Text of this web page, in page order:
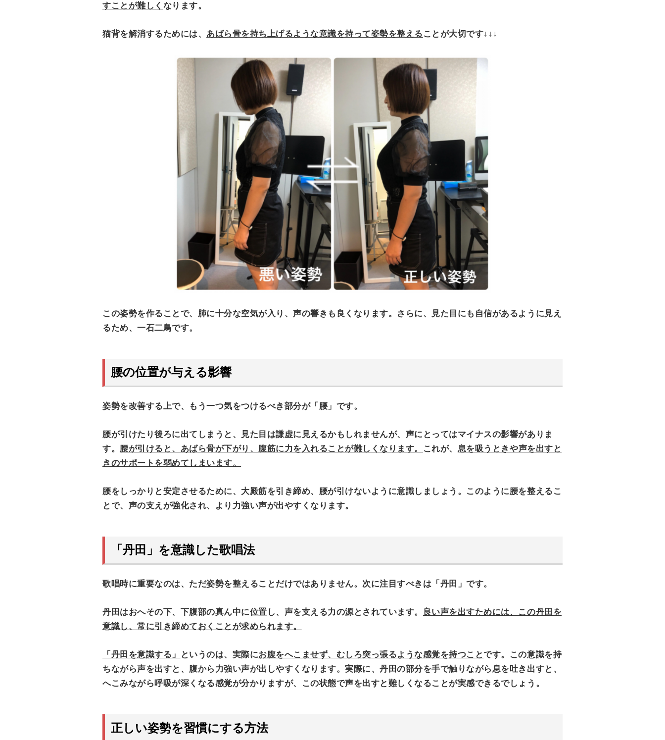
すことが難しく なります。
猫背を解消するためには、 あばら骨を持ち上げるような意識を持って姿勢を整える ことが大切です↓↓↓
この姿勢を作ることで、肺に十分な空気が入り、声の響きも良くなります。さらに、見た目にも自信があるように見え
るため、一石二鳥です。
腰の位置が与える影響
姿勢を改善する上で、もう一つ気をつけるべき部分が「腰」 です。
腰が引けたり後ろに出てしまうと、見た目は謙虚に見えるかもしれませんが、声にとってはマイナスの影響がありま
す。 腰が引けると、あばら骨が下がり、腹筋に力を入れることが難しくなります。 これが、 息を吸うときや声を出すと
きのサポートを弱めてしまいます。
腰をしっかりと安定させるために、大殿筋を引き締め、腰が引けないように意識しましょう。このように腰を整えるこ
とで、声の支えが強化され、より力強い声が出やすくなります。
「丹田」を意識した歌唱法
歌唱時に重要なのは、ただ姿勢を整えることだけではありません。次に注目すべきは「丹田」です。
丹田はおへその下、下腹部の真ん中に位置し、声を支える力の源とされています。
良い声を出すためには、この丹田を
意識し、常に引き締めておくことが求められます。
「丹田を意識する」 というのは、実際にお腹をへこませず、むしろ突っ張るような感覚を持つことです。この意識を持
ちながら声を出すと、腹から力強い声が出しやすくなります。実際に、丹田の部分を手で触りながら息を吐き出すと、
へこみながら呼吸が深くなる感覚が分かりますが、この状態で声を出すと難しくなることが実感できるでしょう。
正しい姿勢を習慣にする方法